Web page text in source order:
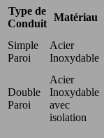
Type de
Conduit
Matériau
Simple
Paroi
Acier
Inoxydable
Double
Paroi
Acier
Inoxydable
avec
isolation